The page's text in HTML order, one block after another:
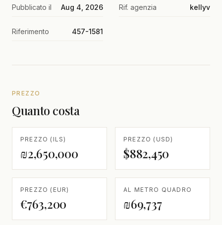
Pubblicato il Aug 4, 2026 Rif. agenzia kellyv
Riferimento 457-1581
PREZZO
Quanto costa
PREZZO (ILS)
₪2,650,000
PREZZO (USD)
$882,450
PREZZO (EUR)
€763,200
AL METRO QUADRO
₪69,737